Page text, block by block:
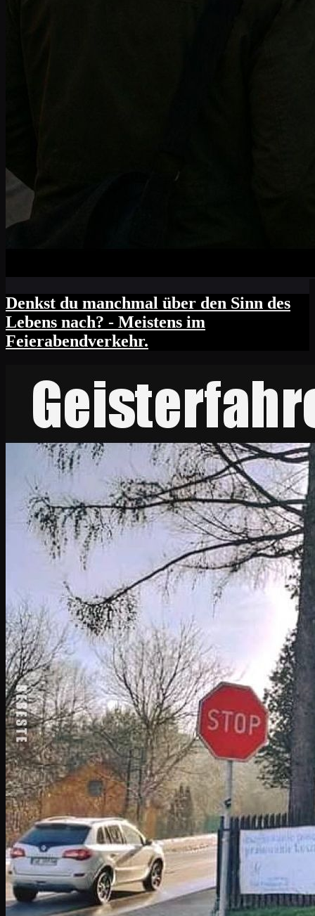
Denkst du manchmal über den Sinn des
Lebens nach? - Meistens im
Feierabendverkehr.